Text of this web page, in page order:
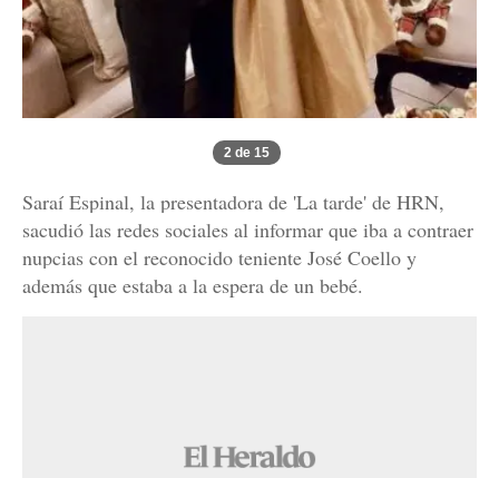
2 de 15
Saraí Espinal, la presentadora de 'La tarde' de HRN,
sacudió las redes sociales al informar que iba a contraer
nupcias con el reconocido teniente José Coello y
además que estaba a la espera de un bebé.